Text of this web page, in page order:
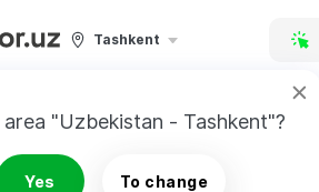
Tashkent
area "Uzbekistan - Tashkent"?
Yes To change